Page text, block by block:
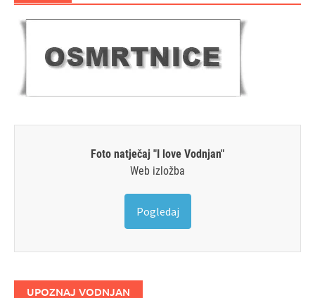
Foto natječaj "I love Vodnjan"
Web izložba
Pogledaj
UPOZNAJ VODNJAN